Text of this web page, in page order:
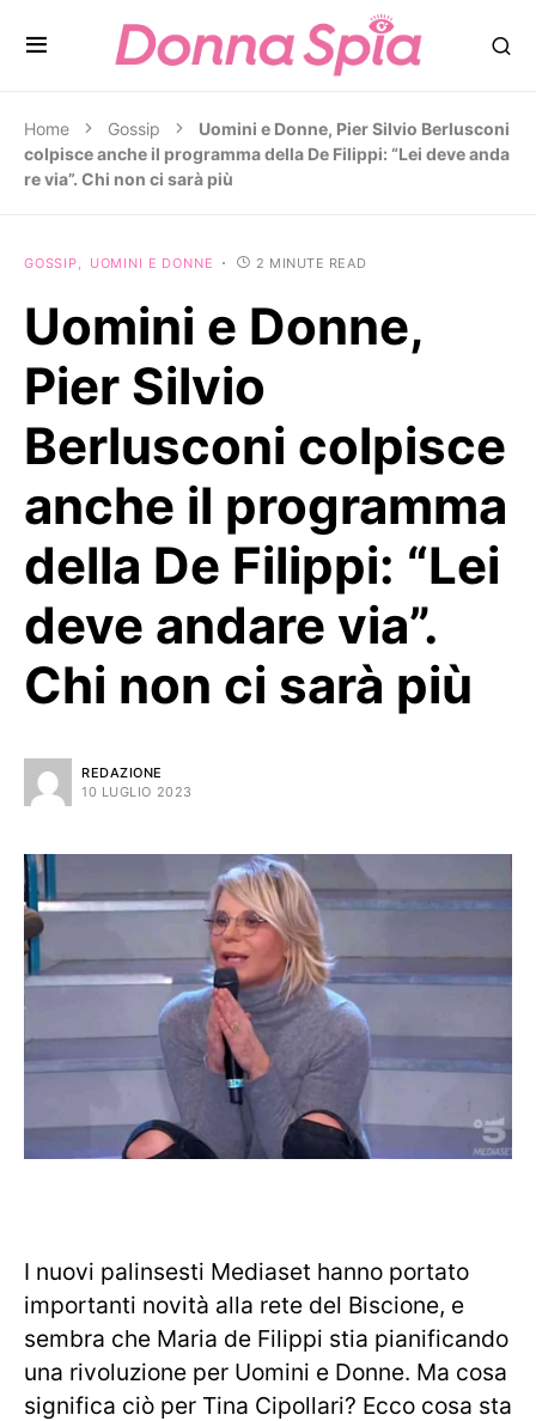
Home Gossip
Uomini e Donne, Pier Silvio Berlusconi
colpisce anche il programma della De Filippi: “Lei deve anda
re via”. Chi non ci sarà più
GOSSIP UOMINI E DONNE 2 MINUTE READ
Uomini e Donne,
Pier Silvio
Berlusconi colpisce
anche il programma
della De Filippi: “Lei
deve andare via”.
Chi non ci sarà più
REDAZIONE
10 LUGLIO 2023
I nuovi palinsesti Mediaset hanno portato
importanti novità alla rete del Biscione, e
sembra che Maria de Filippi stia pianificando
una rivoluzione per Uomini e Donne. Ma cosa
significa ciò per Tina Cipollari? Ecco cosa sta